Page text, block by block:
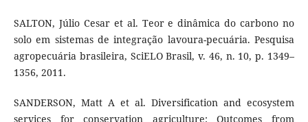
SALTON, Júlio Cesar et al. Teor e dinâmica do carbono no
solo em sistemas de integração lavoura-pecuária. Pesquisa
agropecuária brasileira, SciELO Brasil, v. 46, n. 10, p. 1349–
1356, 2011.
SANDERSON, Matt A et al. Diversification and ecosystem
services for conservation agriculture: Outcomes from